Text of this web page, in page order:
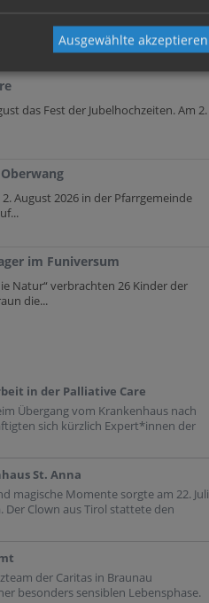
das Fest der Jubelhochzeiten. Am 2.
August 2026 in der Pfarrgemeinde
im Funiversum
Natur“ verbrachten 26 Kinder der
die...
in der Palliative Care
Übergang vom Krankenhaus nach
sich kürzlich Expert*innen der
St. Anna
magische Momente sorgte am 22. Juli
Der Clown aus Tirol stattete den
der Caritas in Braunau
besonders sensiblen Lebensphase.
Ausgewählte akzeptieren